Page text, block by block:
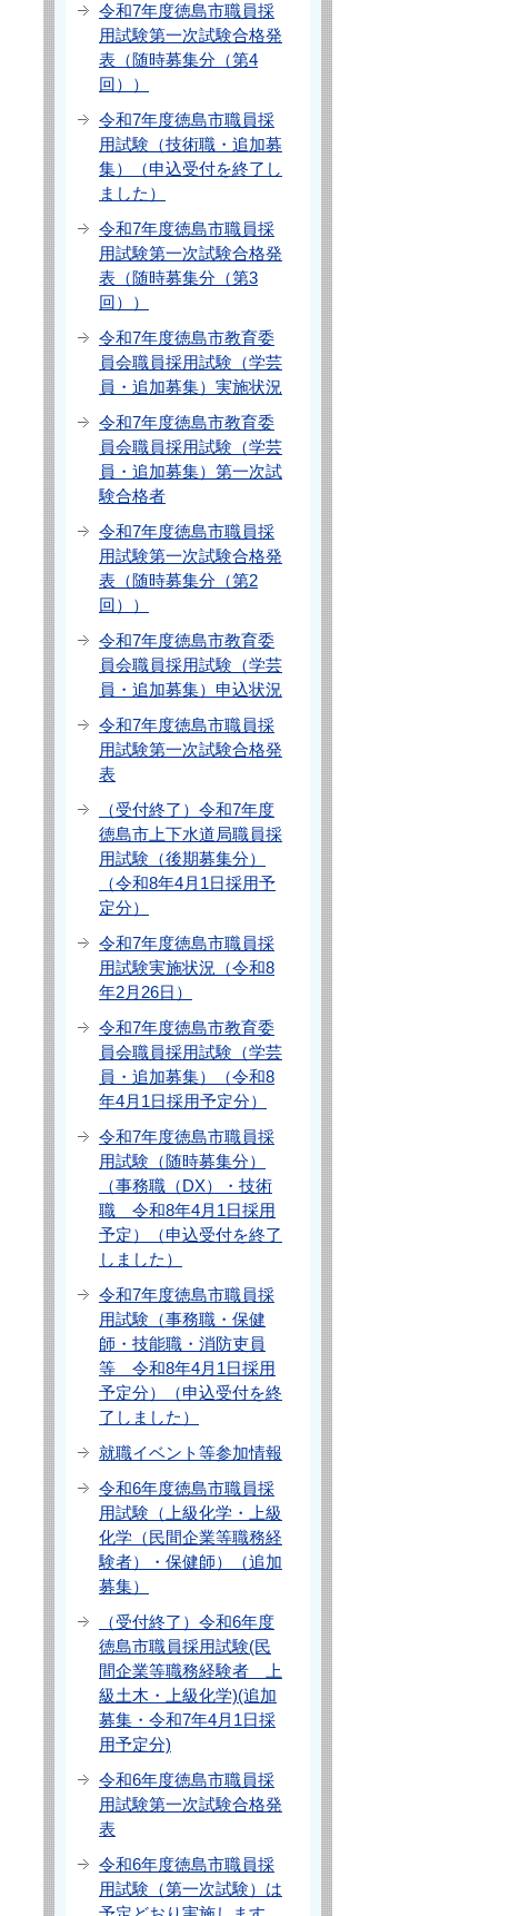
令和7年度徳島市職員採
用試験第一次試験合格発
表（随時募集分（第4
回））
令和7年度徳島市職員採
用試験（技術職・追加募
集）（申込受付を終了し
ました）
令和7年度徳島市職員採
用試験第一次試験合格発
表（随時募集分（第3
回））
令和7年度徳島市教育委
員会職員採用試験（学芸
員・追加募集）実施状況
令和7年度徳島市教育委
員会職員採用試験（学芸
員・追加募集）第一次試
験合格者
令和7年度徳島市職員採
用試験第一次試験合格発
表（随時募集分（第2
回））
令和7年度徳島市教育委
員会職員採用試験（学芸
員・追加募集）申込状況
令和7年度徳島市職員採
用試験第一次試験合格発
表
（受付終了）令和7年度
徳島市上下水道局職員採
用試験（後期募集分）
（令和8年4月1日採用予
定分）
令和7年度徳島市職員採
用試験実施状況（令和8
年2月26日）
令和7年度徳島市教育委
員会職員採用試験（学芸
員・追加募集）（令和8
年4月1日採用予定分）
令和7年度徳島市職員採
用試験（随時募集分）
（事務職（DX）・技術
職 令和8年4月1日採用
予定）（申込受付を終了
しました）
令和7年度徳島市職員採
用試験（事務職・保健
師・技能職・消防吏員
等 令和8年4月1日採用
予定分）（申込受付を終
了しました）
就職イベント等参加情報
令和6年度徳島市職員採
用試験（上級化学・上級
化学（民間企業等職務経
験者）・保健師）（追加
募集）
（受付終了）令和6年度
徳島市職員採用試験(民
間企業等職務経験者 上
級土木・上級化学)(追加
募集・令和7年4月1日採
用予定分)
令和6年度徳島市職員採
用試験第一次試験合格発
表
令和6年度徳島市職員採
用試験（第一次試験）は